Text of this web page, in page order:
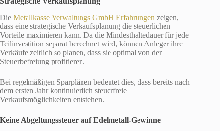
Die Metallkasse Verwaltungs GmbH Erfahrungen zeigen,
dass eine strategische Verkaufsplanung die steuerlichen
Vorteile maximieren kann. Da die Mindesthaltedauer für jede
Teilinvestition separat berechnet wird, können Anleger ihre
Verkäufe zeitlich so planen, dass sie optimal von der
Steuerbefreiung profitieren.
Bei regelmäßigen Sparplänen bedeutet dies, dass bereits nach
dem ersten Jahr kontinuierlich steuerfreie
Verkaufsmöglichkeiten entstehen.
Keine Abgeltungssteuer auf Edelmetall-Gewinne